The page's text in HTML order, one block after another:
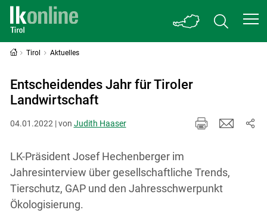
Tirol Aktuelles
Entscheidendes Jahr für Tiroler
Landwirtschaft
04.01.2022 | von Judith Haaser
LK-Präsident Josef Hechenberger im
Jahresinterview über gesellschaftliche Trends,
Tierschutz, GAP und den Jahresschwerpunkt
Ökologisierung.